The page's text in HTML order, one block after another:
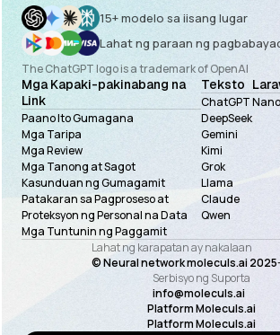
15+ modelo sa iisang lugar
Lahat ng paraan ng
The ChatGPT logo is a trademark of OpenAI
Mga Kapaki-pakinabang na
Link
Paano Ito Gumagana
Mga Taripa
Mga Review
Mga Tanong at Sagot
Kasunduan ng Gumagamit
Patakaran sa Pagproseso at
Proteksyon ng Personal na Data
Mga Tuntunin ng Paggamit
Teksto
ChatGPT
DeepSeek
Gemini
Kimi
Grok
Llama
Claude
Qwen
Lahat ng karapatan ay nakalaan
© Neural network moleculs.ai
Serbisyo ng Suporta
info@moleculs.ai
Platform Moleculs.ai
Platform Moleculs.ai